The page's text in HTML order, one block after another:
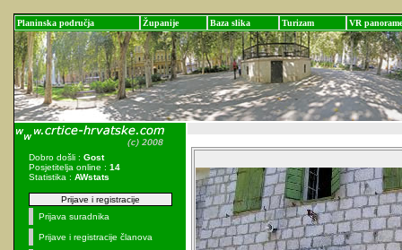
Planinska područja Županije Baza slika Turizam VR panorame
Dobro došli : Gost
Posjetitelja online : 14
Statistika : AWstats
Prijave i registracije
Prijava suradnika
Prijave i registracije članova